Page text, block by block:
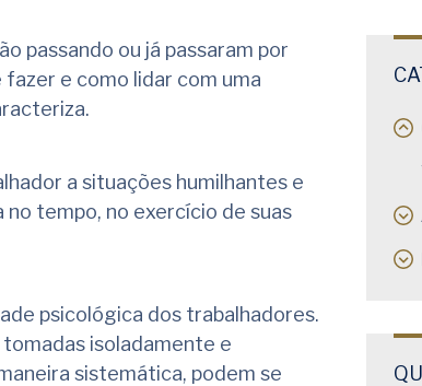
passando ou já passaram por
e como lidar com uma
a situações humilhantes e
tempo, no exercício de suas
psicológica dos trabalhadores.
isoladamente e
sistemática, podem se